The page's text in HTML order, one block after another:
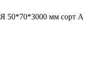
50*70*3000 мм сорт А